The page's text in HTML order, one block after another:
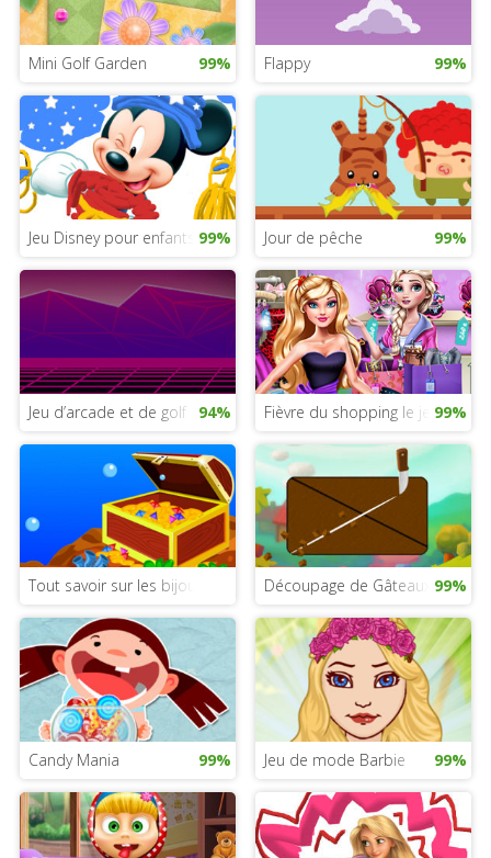
Mini Golf Garden 99% Flappy 99%
Jeu Disney pour enfants 99% Jour de pêche 99%
Jeu d’arcade et de golf 94% Fièvre du shopping le jeu99%
Tout savoir sur les bijoux Découpage de Gâteaux 99%
Candy Mania 99% Jeu de mode Barbie 99%